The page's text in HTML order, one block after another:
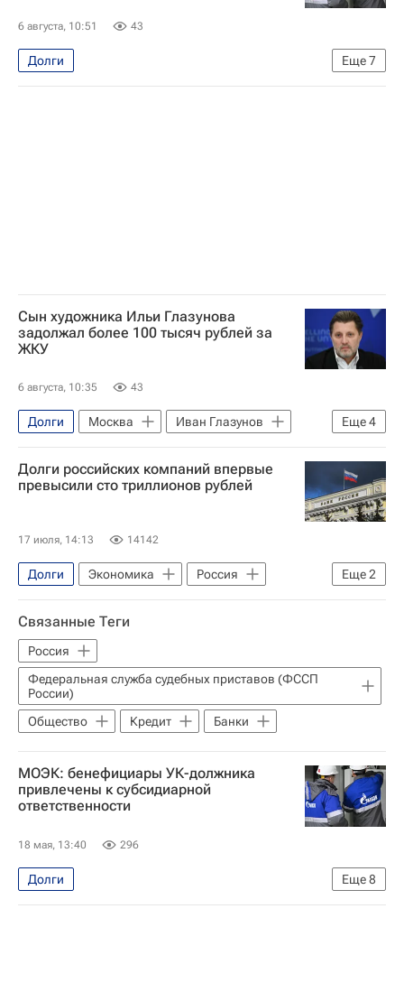
6 августа, 10:51 43
Еще7
Долги
Москва Сегодня: мегаполис для жизни
Сын художника Ильи Глазунова
задолжал более 100 тысяч рублей за
ЖКУ
6 августа, 10:35 43
Еще4
Долги Москва
Иван Глазунов
Илья Глазунов
МОЭК
Газпром
ЖКХ
Долги российских компаний впервые
превысили сто триллионов рублей
17 июля, 14:13 14142
Еще2
Долги Экономика
Россия
Центральный Банк РФ (ЦБ РФ)
Кредиты
Связанные Теги
Россия
Федеральная служба судебных приставов (ФССП
России)
Общество
Кредит Банки
МОЭК: бенефициары УК-должника
привлечены к субсидиарной
ответственности
18 мая, 13:40 296
Еще8
Долги
Москва Сегодня: мегаполис для жизни